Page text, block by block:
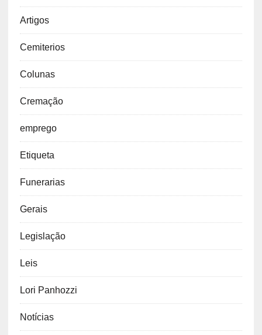
Artigos
Cemiterios
Colunas
Cremação
emprego
Etiqueta
Funerarias
Gerais
Legislação
Leis
Lori Panhozzi
Notícias